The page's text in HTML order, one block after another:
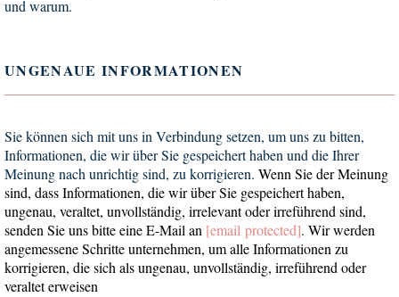
und warum.
UNGENAUE INFORMATIONEN
Sie können sich mit uns in Verbindung setzen, um uns zu bitten,
Informationen, die wir über Sie gespeichert haben und die Ihrer
Meinung nach unrichtig sind, zu korrigieren. Wenn Sie der Meinung
sind, dass Informationen, die wir über Sie gespeichert haben,
ungenau, veraltet, unvollständig, irrelevant oder irreführend sind,
senden Sie uns bitte eine E-Mail an [email protected]. Wir werden
angemessene Schritte unternehmen, um alle Informationen zu
korrigieren, die sich als ungenau, unvollständig, irreführend oder
veraltet erweisen